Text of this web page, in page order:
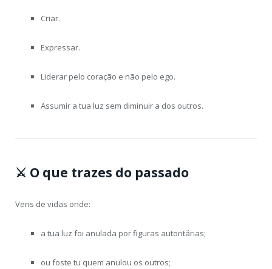
Criar.
Expressar.
Liderar pelo coração e não pelo ego.
Assumir a tua luz sem diminuir a dos outros.
⚔️ O que trazes do passado
Vens de vidas onde:
a tua luz foi anulada por figuras autoritárias;
ou foste tu quem anulou os outros;